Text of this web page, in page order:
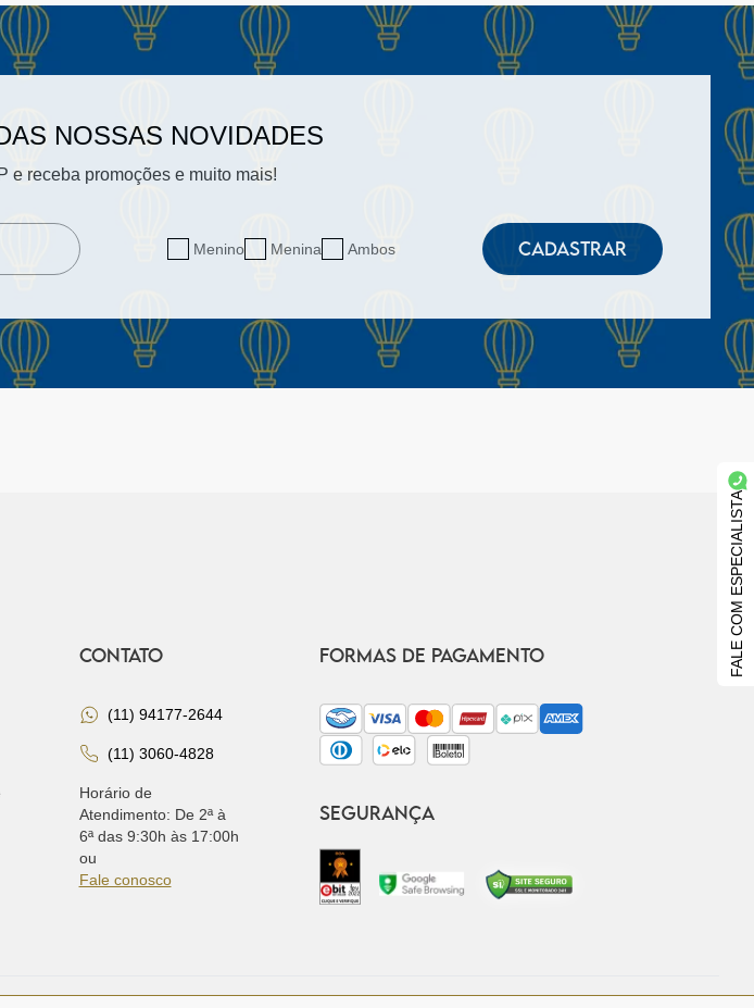
FALE COM ESPECIALISTA
NOSSAS NOVIDADES
e receba promoções e muito mais!
Menino Menina Ambos CADASTRAR
CONTATO
(11) 94177-2644
(11) 3060-4828
Horário de
Atendimento: De 2ª à
6ª das 9:30h às 17:00h
ou
Fale conosco
FORMAS DE PAGAMENTO
SEGURANÇA